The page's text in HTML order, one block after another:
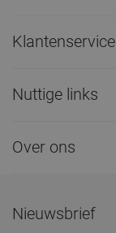
Klantenservice
Nuttige links
Over ons
Nieuwsbrief